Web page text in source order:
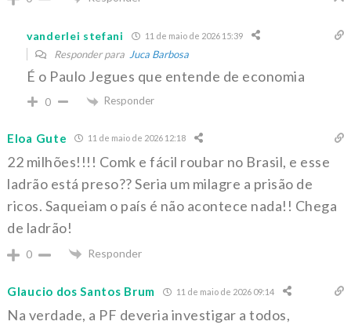
vanderlei stefani 11 de maio de 2026 15:39
Responder para Juca Barbosa
É o Paulo Jegues que entende de economia
0 Responder
Eloa Gute 11 de maio de 2026 12:18
22 milhões!!!! Comk e fácil roubar no Brasil, e esse
ladrão está preso?? Seria um milagre a prisão de
ricos. Saqueiam o país é não acontece nada!! Chega
de ladrão!
0 Responder
Glaucio dos Santos Brum 11 de maio de 2026 09:14
Na verdade, a PF deveria investigar a todos,